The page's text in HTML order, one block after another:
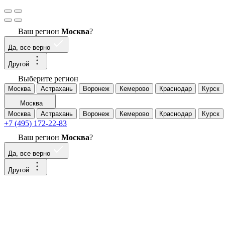
Ваш регион Москва?
Да, все верно
Другой
Выберите регион
Москва Астрахань Воронеж Кемерово Краснодар Курск
Москва
Москва
Астрахань Воронеж Кемерово Краснодар Курск
+7 (495) 172-22-83
Ваш регион Москва?
Да, все верно
Другой